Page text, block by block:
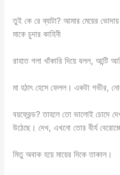
তুই কে রে ব্যাটা? আমার মেয়ের ভোদায়
মাকে চুদার কাহিনী
রাহাত গলা খাঁকারি দিয়ে বলল, আন্টি
মা হঠাৎ হেসে ফেলল। একটা গভীর,
বয়ফ্রেন্ড? তাহলে তো ভালোই চোদে
উঠেছে। দেখ, এখনো তোর বীর্য
মিতু অবাক হয়ে মায়ের দিকে তাকাল।